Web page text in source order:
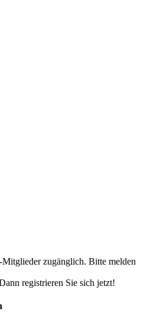
zugänglich. Bitte melden
registrieren Sie sich jetzt!